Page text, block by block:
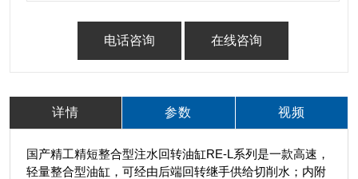
电话咨询 在线咨询
详情 参数 视频
国产精工精短整合型注水回转油缸RE-L系列是一款高速，
轻量整合型油缸，可经由后端回转继手供给切削水；内附